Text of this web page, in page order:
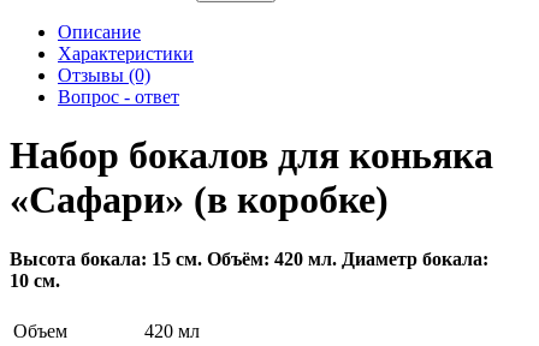
Описание
Характеристики
Отзывы (0)
Вопрос - ответ
Набор бокалов для коньяка
«Сафари» (в коробке)
Высота бокала: 15 см. Объём: 420 мл. Диаметр бокала:
10 см.
Объем
420 мл